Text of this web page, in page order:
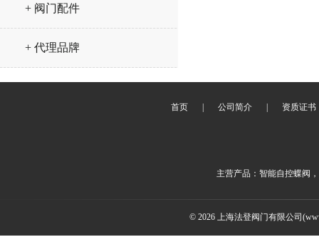
+ 阀门配件
+ 代理品牌
首页 公司简介 资质证书
主营产品：智能自控蝶阀
© 2026 上海法登阀门有限公司